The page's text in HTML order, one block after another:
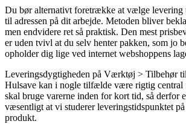
Du bør alternativt foretrække at vælge
til adressen på dit arbejde. Metoden bliver
men endvidere ret så praktisk. Den mest
er uden tvivl at du selv henter pakken, som jo
opholder dig lige ved internet webshoppens
Leveringsdygtigheden på Værktøj > Tilbehør
Hulsave kan i nogle tilfælde være rigtig central
skal bruge varerne inden for kort tid, så derfor
væsentligt at vi studerer leveringstidspunktet
produkt.